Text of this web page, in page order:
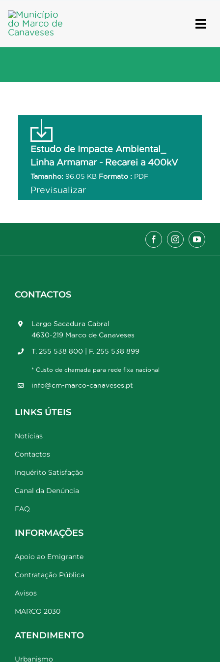
to
content
Estudo de Impacte Ambiental_
Linha Armamar - Recarei a 400kV
Tamanho: 96.05 KB Formato : PDF
Previsualizar
CONTACTOS
Largo Sacadura Cabral
4630-219 Marco de Canaveses
T. 255 538 800 | F. 255 538 899
* Custo de chamada para rede fixa nacional
info@cm-marco-canaveses.pt
LINKS ÚTEIS
Notícias
Contactos
Inquérito Satisfação
Canal da Denúncia
FAQ
INFORMAÇÕES
Apoio ao Emigrante
Contratação Pública
Avisos
MARCO 2030
ATENDIMENTO
Urbanismo